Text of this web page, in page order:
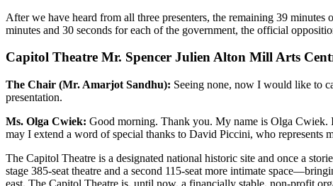
After we have heard from all three presenters, the remaining 39
minutes and 30 seconds for each of the government, the official
Capitol Theatre Mr. Spencer Julien Alton Mill Arts
The Chair (Mr. Amarjot Sandhu): Seeing none, now I would like to
presentation.
Ms. Olga Cwiek: Good morning. Thank you. My name is Olga Cwiek.
may I extend a word of special thanks to David Piccini, who represents
The Capitol Theatre is a designated national historic site and once a
stage 385-seat theatre and a second 115-seat more intimate
east. The Capitol Theatre is, until now, a financially stable, non-profit